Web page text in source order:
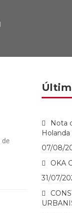
Nota
07/08/
OKA
31/07/